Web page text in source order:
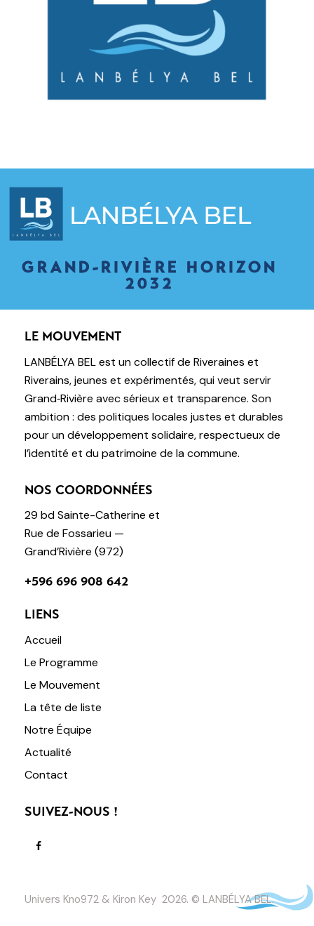
GRAND-RIVIÈRE HORIZON
2032
LE MOUVEMENT
LANBÉLYA BEL est un collectif de Riveraines et
Riverains, jeunes et expérimentés, qui veut servir
Grand‑Rivière avec sérieux et transparence. Son
ambition : des politiques locales justes et durables
pour un développement solidaire, respectueux de
l’identité et du patrimoine de la commune.
NOS COORDONNÉES
29 bd Sainte-Catherine et
Rue de Fossarieu —
Grand’Rivière (972)
+596 696 908 642
LIENS
Accueil
Le Programme
Le Mouvement
La tête de liste
Notre Équipe
Actualité
Contact
SUIVEZ-NOUS !
Univers Kno972 & Kiron Key 2026. © LANBÉLYA BEL.